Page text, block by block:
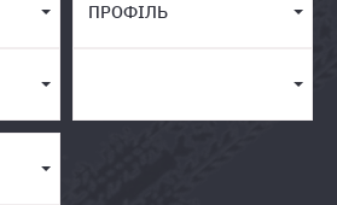
ПРОФІЛЬ